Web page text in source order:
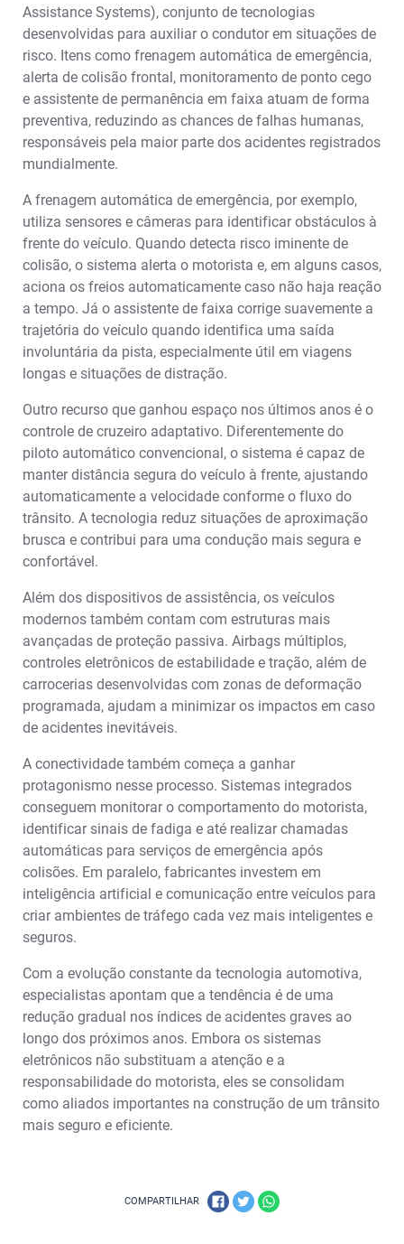
Assistance Systems), conjunto de tecnologias
desenvolvidas para auxiliar o condutor em situações de
risco. Itens como frenagem automática de emergência,
alerta de colisão frontal, monitoramento de ponto cego
e assistente de permanência em faixa atuam de forma
preventiva, reduzindo as chances de falhas humanas,
responsáveis pela maior parte dos acidentes registrados
mundialmente.
A frenagem automática de emergência, por exemplo,
utiliza sensores e câmeras para identificar obstáculos à
frente do veículo. Quando detecta risco iminente de
colisão, o sistema alerta o motorista e, em alguns casos,
aciona os freios automaticamente caso não haja reação
a tempo. Já o assistente de faixa corrige suavemente a
trajetória do veículo quando identifica uma saída
involuntária da pista, especialmente útil em viagens
longas e situações de distração.
Outro recurso que ganhou espaço nos últimos anos é o
controle de cruzeiro adaptativo. Diferentemente do
piloto automático convencional, o sistema é capaz de
manter distância segura do veículo à frente, ajustando
automaticamente a velocidade conforme o fluxo do
trânsito. A tecnologia reduz situações de aproximação
brusca e contribui para uma condução mais segura e
confortável.
Além dos dispositivos de assistência, os veículos
modernos também contam com estruturas mais
avançadas de proteção passiva. Airbags múltiplos,
controles eletrônicos de estabilidade e tração, além de
carrocerias desenvolvidas com zonas de deformação
programada, ajudam a minimizar os impactos em caso
de acidentes inevitáveis.
A conectividade também começa a ganhar
protagonismo nesse processo. Sistemas integrados
conseguem monitorar o comportamento do motorista,
identificar sinais de fadiga e até realizar chamadas
automáticas para serviços de emergência após
colisões. Em paralelo, fabricantes investem em
inteligência artificial e comunicação entre veículos para
criar ambientes de tráfego cada vez mais inteligentes e
seguros.
Com a evolução constante da tecnologia automotiva,
especialistas apontam que a tendência é de uma
redução gradual nos índices de acidentes graves ao
longo dos próximos anos. Embora os sistemas
eletrônicos não substituam a atenção e a
responsabilidade do motorista, eles se consolidam
como aliados importantes na construção de um trânsito
mais seguro e eficiente.
COMPARTILHAR